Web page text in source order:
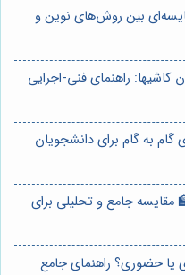
بین روش‌های نوین و
کاشیها: راهنمای فنی-اجرایی
گام به گام برای دانشجویان
مقایسه جامع و تحلیلی برای
یا حضوری؟ راهنمای جامع